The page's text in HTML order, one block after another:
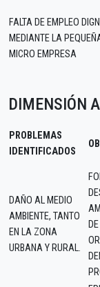
FALTA DE EMPLEO
MEDIANTE LA
MICRO EMPRESA
DIMENSIÓN
PROBLEMAS
IDENTIFICADOS
DAÑO AL MEDIO
AMBIENTE, TANTO
EN LA ZONA
URBANA Y RURAL.